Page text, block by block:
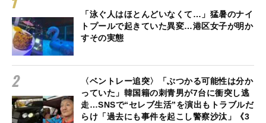
「泳ぐ人はほとんどいなくて…」猛暑のナイ
トプールで起きていた異変…港区女子が明か
すその実態
〈ベントレー追突〉「ぶつかる可能性は分か
っていた」韓国籍の刺青男が7台に衝突し逃
走…SNSで“セレブ生活”を演出もトラブルだ
らけ「過去にも事件を起こし警察沙汰」《3